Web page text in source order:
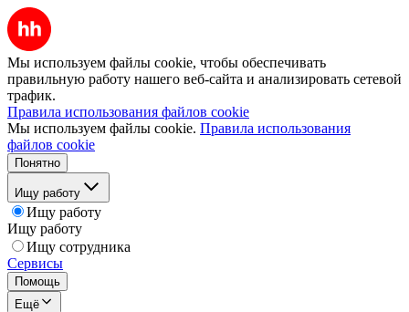
Мы используем файлы cookie, чтобы обеспечивать
правильную работу нашего веб-сайта и анализировать сетевой
трафик.
Правила использования файлов cookie
Мы используем файлы cookie. Правила использования
файлов cookie
Понятно
Ищу работу
Ищу работу
Ищу работу
Ищу сотрудника
Сервисы
Помощь
Ещё